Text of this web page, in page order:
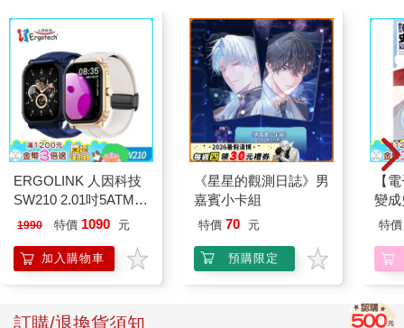
ERGOLINK 人因科技
SW210 2.01吋5ATM游
泳心率血氧藍牙通話腕
1990 特價 1090 元
加入購物車
《星星的觀測日誌》男
嘉賓小卡組
特價 70 元
預購限定
【
變成
(小
特價
訂購/退換貨須知